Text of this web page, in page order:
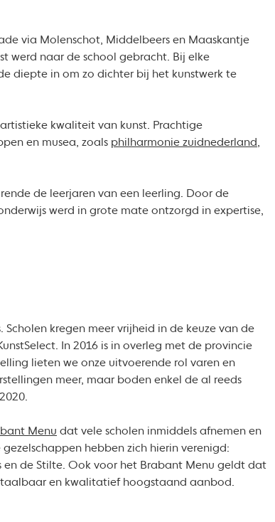
via Molenschot, Middelbeers en Maaskantje
werd naar de school gebracht. Bij elke
diepte in om zo dichter bij het kunstwerk te
kwaliteit van kunst. Prachtige
en musea, zoals philharmonie zuidnederland,
de leerjaren van een leerling. Door de
werd in grote mate ontzorgd in expertise,
kregen meer vrijheid in de keuze van de
In 2016 is in overleg met de provincie
lieten we onze uitvoerende rol varen en
meer, maar boden enkel de al reeds
Menu dat vele scholen inmiddels afnemen en
hebben zich hierin verenigd:
en de Stilte. Ook voor het Brabant Menu geldt dat
en kwalitatief hoogstaand aanbod.